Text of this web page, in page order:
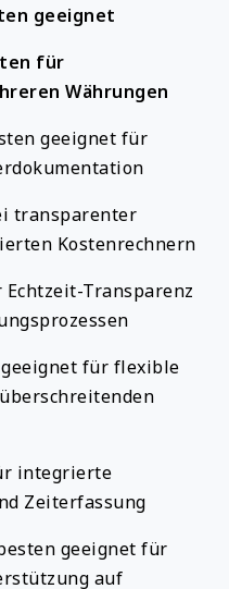
geeignet
für
Währungen
geeignet für
transparenter
Kostenrechnern
Echtzeit-Transparenz
geeignet für flexible
integrierte
Zeiterfassung
geeignet für
auf